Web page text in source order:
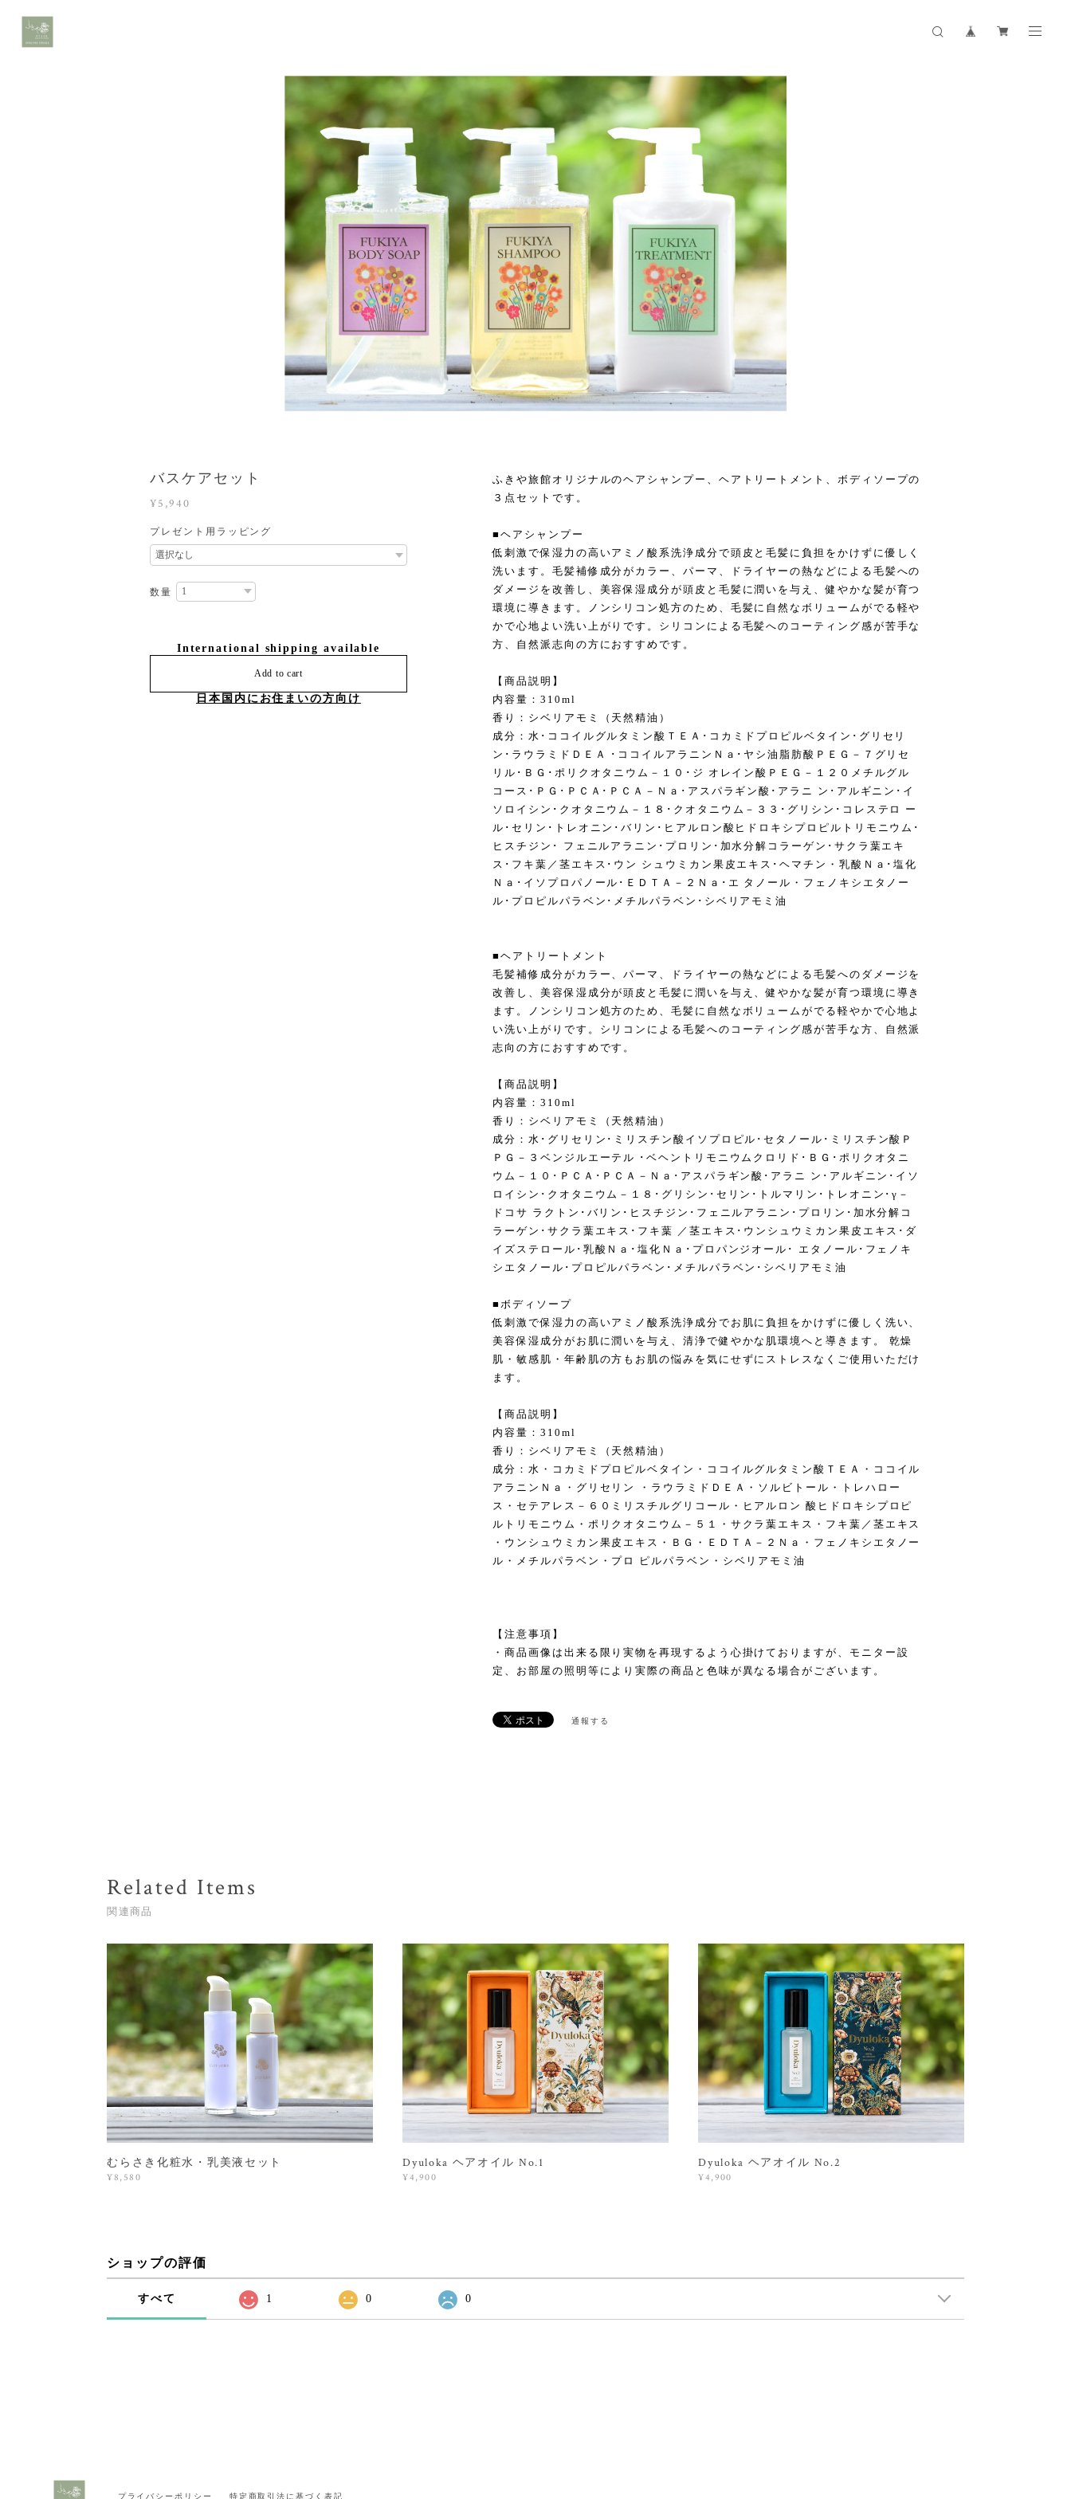
バスケアセット
¥5,940
プレゼント用ラッピング
数量
International shipping available
Add to cart
日本国内にお住まいの方向け
ふきや旅館オリジナルのヘアシャンプー、ヘアトリートメント、ボディソープの
３点セットです。
■ヘアシャンプー
低刺激で保湿力の高いアミノ酸系洗浄成分で頭皮と毛髪に負担をかけずに優しく
洗います。毛髪補修成分がカラー、パーマ、ドライヤーの熱などによる毛髪への
ダメージを改善し、美容保湿成分が頭皮と毛髪に潤いを与え、健やかな髪が育つ
環境に導きます。ノンシリコン処方のため、毛髪に自然なボリュームがでる軽や
かで心地よい洗い上がりです。シリコンによる毛髪へのコーティング感が苦手な
方、自然派志向の方におすすめです。
【商品説明】
内容量：310ml
香り：シベリアモミ（天然精油）
成分：水･ココイルグルタミン酸ＴＥＡ･コカミドプロピルベタイン･グリセリ
ン･ラウラミドＤＥＡ ･ココイルアラニンＮａ･ヤシ油脂肪酸ＰＥＧ－７グリセ
リル･ＢＧ･ポリクオタニウム－１０･ジ オレイン酸ＰＥＧ－１２０メチルグル
コース･ＰＧ･ＰＣＡ･ＰＣＡ－Ｎａ･アスパラギン酸･アラニ ン･アルギニン･イ
ソロイシン･クオタニウム－１８･クオタニウム－３３･グリシン･コレステロ ー
ル･セリン･トレオニン･バリン･ヒアルロン酸ヒドロキシプロピルトリモニウム･
ヒスチジン･ フェニルアラニン･プロリン･加水分解コラーゲン･サクラ葉エキ
ス･フキ葉／茎エキス･ウン シュウミカン果皮エキス･ヘマチン・乳酸Ｎａ･塩化
Ｎａ･イソプロパノール･ＥＤＴＡ－２Ｎａ･エ タノール・フェノキシエタノー
ル･プロピルパラベン･メチルパラベン･シベリアモミ油
■ヘアトリートメント
毛髪補修成分がカラー、パーマ、ドライヤーの熱などによる毛髪へのダメージを
改善し、美容保湿成分が頭皮と毛髪に潤いを与え、健やかな髪が育つ環境に導き
ます。ノンシリコン処方のため、毛髪に自然なボリュームがでる軽やかで心地よ
い洗い上がりです。シリコンによる毛髪へのコーティング感が苦手な方、自然派
志向の方におすすめです。
【商品説明】
内容量：310ml
香り：シベリアモミ（天然精油）
成分：水･グリセリン･ミリスチン酸イソプロピル･セタノール･ミリスチン酸Ｐ
ＰＧ－３ベンジルエーテル ･ベヘントリモニウムクロリド･ＢＧ･ポリクオタニ
ウム－１０･ＰＣＡ･ＰＣＡ－Ｎａ･アスパラギン酸･アラニ ン･アルギニン･イソ
ロイシン･クオタニウム－１８･グリシン･セリン･トルマリン･トレオニン･γ－
ドコサ ラクトン･バリン･ヒスチジン･フェニルアラニン･プロリン･加水分解コ
ラーゲン･サクラ葉エキス･フキ葉 ／茎エキス･ウンシュウミカン果皮エキス･ダ
イズステロール･乳酸Ｎａ･塩化Ｎａ･プロパンジオール･ エタノール･フェノキ
シエタノール･プロピルパラベン･メチルパラベン･シベリアモミ油
■ボディソープ
低刺激で保湿力の高いアミノ酸系洗浄成分でお肌に負担をかけずに優しく洗い、
美容保湿成分がお肌に潤いを与え、清浄で健やかな肌環境へと導きます。 乾燥
肌・敏感肌・年齢肌の方もお肌の悩みを気にせずにストレスなくご使用いただけ
ます。
【商品説明】
内容量：310ml
香り：シベリアモミ（天然精油）
成分：水・コカミドプロピルベタイン・ココイルグルタミン酸ＴＥＡ・ココイル
アラニンＮａ・グリセリン ・ラウラミドＤＥＡ・ソルビトール・トレハロー
ス・セテアレス－６０ミリスチルグリコール・ヒアルロン 酸ヒドロキシプロピ
ルトリモニウム・ポリクオタニウム－５１・サクラ葉エキス・フキ葉／茎エキス
・ウンシュウミカン果皮エキス・ＢＧ・ＥＤＴＡ－２Ｎａ・フェノキシエタノー
ル・メチルパラベン・プロ ピルパラベン・シベリアモミ油
【注意事項】
・商品画像は出来る限り実物を再現するよう心掛けておりますが、モニター設
定、お部屋の照明等により実際の商品と色味が異なる場合がございます。
通報する
Related Items
関連商品
むらさき化粧水・乳美液セット
¥8,580
Dyuloka ヘアオイル No.1
¥4,900
Dyuloka ヘアオイル No.2
¥4,900
ショップの評価
すべて 1 0 0
プライバシーポリシー 特定商取引法に基づく表記